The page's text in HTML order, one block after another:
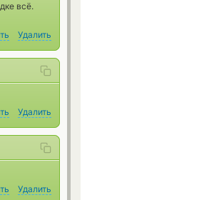
всё.
Удалить
Удалить
Удалить